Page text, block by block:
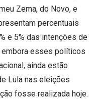
Zema, do Novo, e
percentuais
e 5% das intenções de
embora esses políticos
ainda estão
Lula nas eleições
fosse realizada hoje.